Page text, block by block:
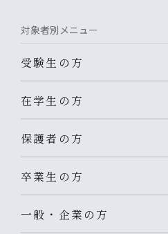
対象者別メニュー
受験生の方
在学生の方
保護者の方
卒業生の方
一般・企業の方